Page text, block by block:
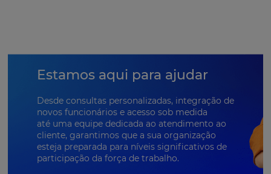
Estamos aqui para ajudar
Desde consultas personalizadas, integração de
novos funcionários e acesso sob medida
até uma equipe dedicada ao atendimento ao
cliente, garantimos que a sua organização
esteja preparada para níveis significativos de
participação da força de trabalho.